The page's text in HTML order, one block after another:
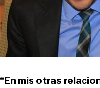
“En mis otras